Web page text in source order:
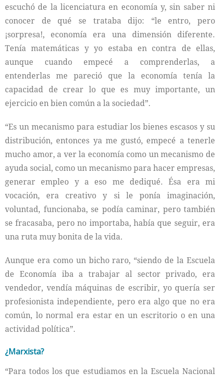
escuchó de la licenciatura en economía y, sin saber ni
conocer de qué se trataba dijo: “le entro, pero
¡sorpresa!, economía era una dimensión diferente.
Tenía matemáticas y yo estaba en contra de ellas,
aunque cuando empecé a comprenderlas, a
entenderlas me pareció que la economía tenía la
capacidad de crear lo que es muy importante, un
ejercicio en bien común a la sociedad”.
“Es un mecanismo para estudiar los bienes escasos y su
distribución, entonces ya me gustó, empecé a tenerle
mucho amor, a ver la economía como un mecanismo de
ayuda social, como un mecanismo para hacer empresas,
generar empleo y a eso me dediqué. Ésa era mi
vocación, era creativo y si le ponía imaginación,
voluntad, funcionaba, se podía caminar, pero también
se fracasaba, pero no importaba, había que seguir, era
una ruta muy bonita de la vida.
Aunque era como un bicho raro, “siendo de la Escuela
de Economía iba a trabajar al sector privado, era
vendedor, vendía máquinas de escribir, yo quería ser
profesionista independiente, pero era algo que no era
común, lo normal era estar en un escritorio o en una
actividad política”.
¿Marxista?
“Para todos los que estudiamos en la Escuela Nacional